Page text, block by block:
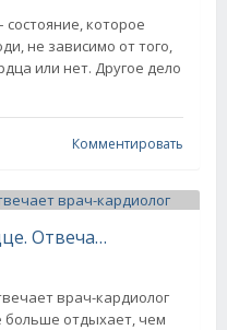
которое
не зависимо от того,
или нет. Другое дело
Комментировать
5 глупых вопросов о сердце. Отвечает врач-кардиолог
врач-кардиолог
больше отдыхает, чем